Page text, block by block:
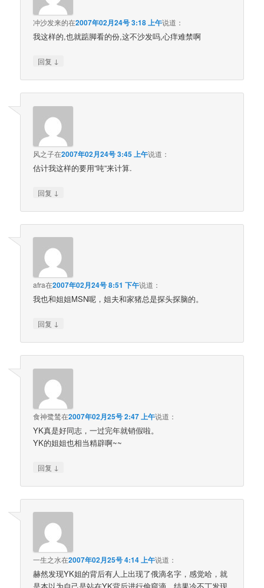
冲沙发来的在2007年02月24号 3:18 上午说道：
我这样的,也就踮脚看的份,这不沙发吗,心痒难禁啊
回复 ↓
风之子在2007年02月24号 3:45 上午说道：
估计我这样的要用”吨”来计算.
回复 ↓
afra在2007年02月24号 8:51 下午说道：
我也和姐姐MSN呢，姐夫和家猪总是探头探脑的。
回复 ↓
食神鹭鸶在2007年02月25号 2:47 上午说道：
YK真是好同志，一过完年就销假啦。
YK的姐姐也相当精辟啊~~
回复 ↓
一生之水在2007年02月25号 4:14 上午说道：
赫然发现YK姐的背后有人上出现了俄滴名字，感觉哈，就